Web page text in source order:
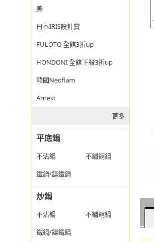
美
日本IRIS設計賞
FULOTO 全館3折up
HONDONI 全館下殺3折up
韓國Neoflam
Arnest
更多
平底鍋
不沾鍋
不鏽鋼鍋
鐵鍋/鑄鐵鍋
炒鍋
不沾鍋
不鏽鋼鍋
鐵鍋/鑄鐵鍋